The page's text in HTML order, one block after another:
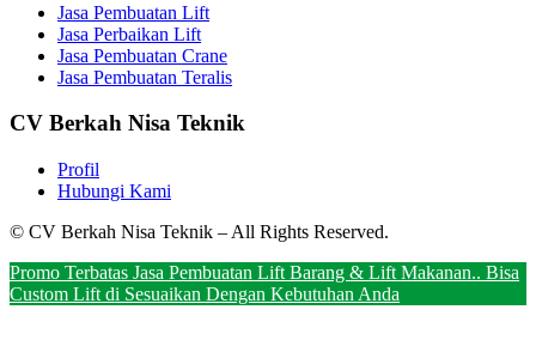
Jasa Pembuatan Lift
Jasa Perbaikan Lift
Jasa Pembuatan Crane
Jasa Pembuatan Teralis
CV Berkah Nisa Teknik
Profil
Hubungi Kami
© CV Berkah Nisa Teknik – All Rights Reserved.
Promo Terbatas Jasa Pembuatan Lift Barang & Lift Makanan.. Bisa
Custom Lift di Sesuaikan Dengan Kebutuhan Anda